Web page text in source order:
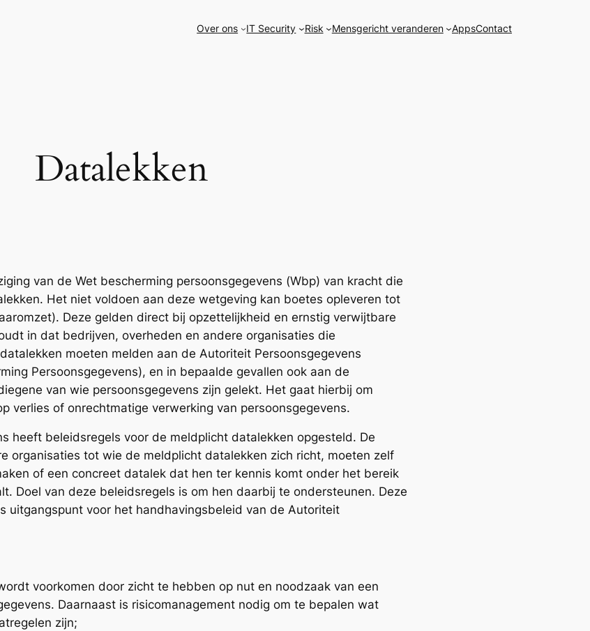
Over ons IT Security Risk Mensgericht veranderen AppsContact
Datalekken
van de Wet bescherming persoonsgegevens (Wbp) van kracht die
Het niet voldoen aan deze wetgeving kan boetes opleveren tot
Deze gelden direct bij opzettelijkheid en ernstig verwijtbare
in dat bedrijven, overheden en andere organisaties die
moeten melden aan de Autoriteit Persoonsgegevens
Persoonsgegevens), en in bepaalde gevallen ook aan de
van wie persoonsgegevens zijn gelekt. Het gaat hierbij om
verlies of onrechtmatige verwerking van persoonsgegevens.
heeft beleidsregels voor de meldplicht datalekken opgesteld. De
organisaties tot wie de meldplicht datalekken zich richt, moeten zelf
of een concreet datalek dat hen ter kennis komt onder het bereik
Doel van deze beleidsregels is om hen daarbij te ondersteunen. Deze
uitgangspunt voor het handhavingsbeleid van de Autoriteit
voorkomen door zicht te hebben op nut en noodzaak van een
Daarnaast is risicomanagement nodig om te bepalen wat
zijn;